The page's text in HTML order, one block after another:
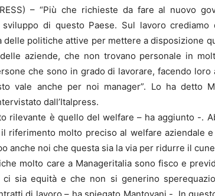
– “Più che richieste da fare al nuovo
di questo Paese. Sul lavoro crediamo
delle politiche attive per mettere a disposizione
aziende, che non trovano personale in
che sono in grado di lavorare, facendo
vale anche per noi manager”. Lo ha detto
dall’Italpress.
rilevante è quello del welfare – ha aggiunto -.
riferimento molto preciso al welfare aziendale
anche noi che questa sia la via per ridurre il
molto care a Manageritalia sono fisco e
ci sia equità e che non si generino